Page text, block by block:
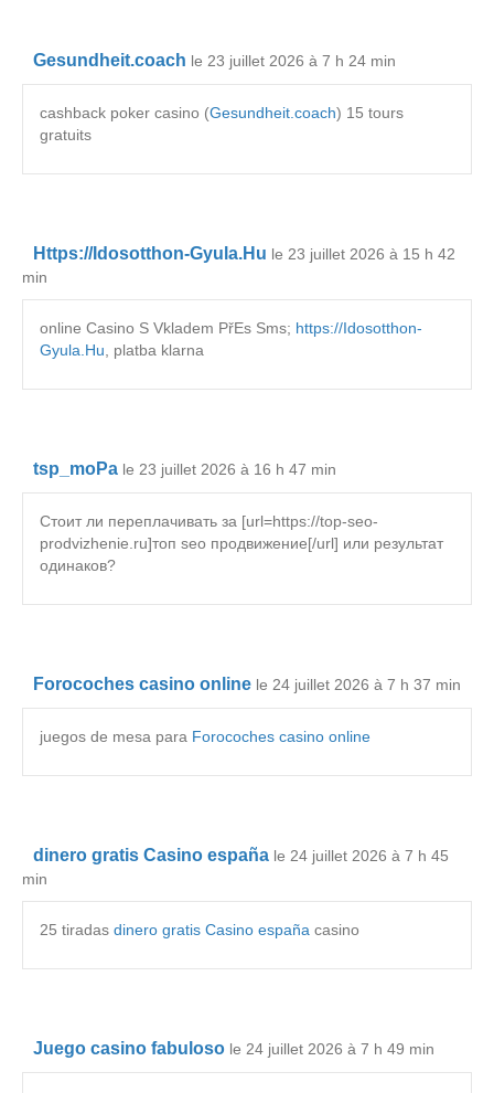
Gesundheit.coach le 23 juillet 2026 à 7 h 24 min
cashback poker casino (Gesundheit.coach) 15 tours
gratuits
Https://Idosotthon-Gyula.Hu le 23 juillet 2026 à 15 h 42
min
online Casino S Vkladem PřEs Sms; https://Idosotthon-
Gyula.Hu , platba klarna
tsp_moPa le 23 juillet 2026 à 16 h 47 min
Стоит ли переплачивать за [url=https://top-seo-
prodvizhenie.ru]топ seo продвижение[/url] или результат
одинаков?
Forocoches casino online le 24 juillet 2026 à 7 h 37 min
juegos de mesa para Forocoches casino online
dinero gratis Casino españa le 24 juillet 2026 à 7 h 45
min
25 tiradas dinero gratis Casino españa casino
Juego casino fabuloso le 24 juillet 2026 à 7 h 49 min